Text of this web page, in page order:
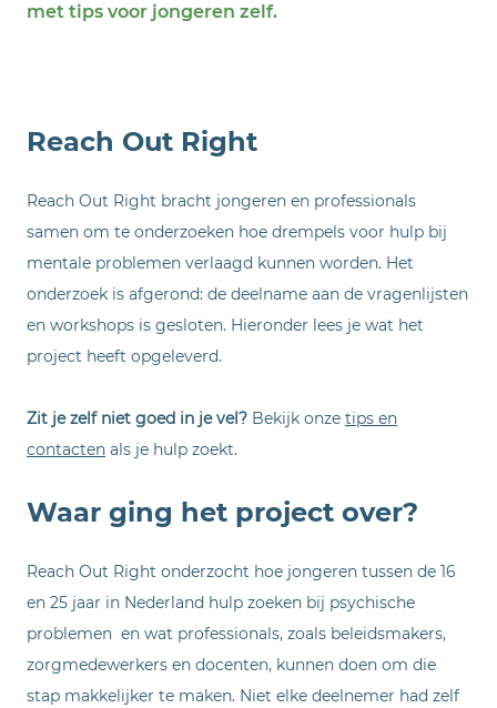
met tips voor jongeren zelf.
Reach Out Right
Reach Out Right bracht jongeren en professionals
samen om te onderzoeken hoe drempels voor hulp bij
mentale problemen verlaagd kunnen worden. Het
onderzoek is afgerond: de deelname aan de vragenlijsten
en workshops is gesloten. Hieronder lees je wat het
project heeft opgeleverd.
Zit je zelf niet goed in je vel? Bekijk onze tips en
contacten als je hulp zoekt.
Waar ging het project over?
Reach Out Right onderzocht hoe jongeren tussen de 16
en 25 jaar in Nederland hulp zoeken bij psychische
problemen en wat professionals, zoals beleidsmakers,
zorgmedewerkers en docenten, kunnen doen om die
stap makkelijker te maken. Niet elke deelnemer had zelf